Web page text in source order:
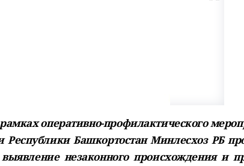
оперативно-профилактического
Республики Башкортостан Минлесхоз РБ
незаконного происхождения и